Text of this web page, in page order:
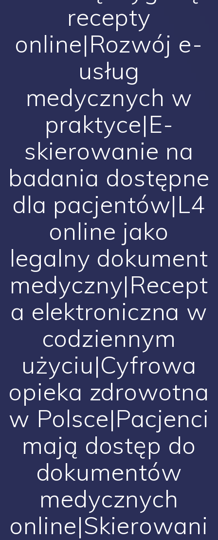
recepty
online|Rozwój e-
usług
medycznych w
praktyce|E-
skierowanie na
badania dostępne
dla pacjentów|L4
online jako
legalny dokument
medyczny|Recept
a elektroniczna w
codziennym
użyciu|Cyfrowa
opieka zdrowotna
w Polsce|Pacjenci
mają dostęp do
dokumentów
medycznych
online|Skierowani